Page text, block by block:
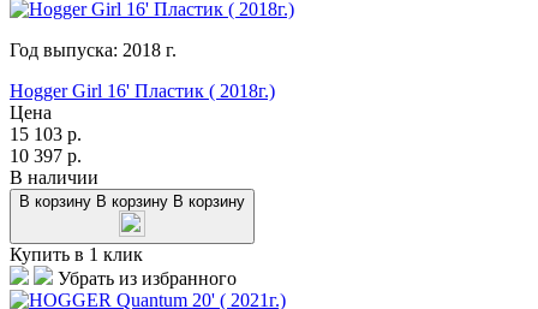
Год выпуска: 2018 г.
Hogger Girl 16' Пластик ( 2018г.)
Цена
15 103 р.
10 397 р.
В наличии
В корзину В корзину В корзину
Купить в 1 клик
Убрать из избранного